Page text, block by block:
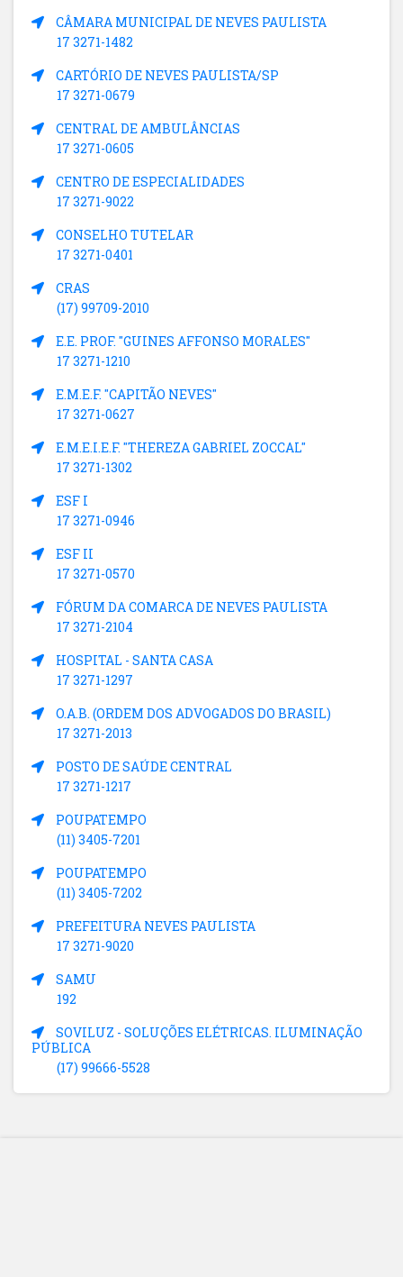
CÂMARA MUNICIPAL DE NEVES PAULISTA
17 3271-1482
CARTÓRIO DE NEVES PAULISTA/SP
17 3271-0679
CENTRAL DE AMBULÂNCIAS
17 3271-0605
CENTRO DE ESPECIALIDADES
17 3271-9022
CONSELHO TUTELAR
17 3271-0401
CRAS
(17) 99709-2010
E.E. PROF. "GUINES AFFONSO MORALES"
17 3271-1210
E.M.E.F. "CAPITÃO NEVES"
17 3271-0627
E.M.E.I.E.F. "THEREZA GABRIEL ZOCCAL"
17 3271-1302
ESF I
17 3271-0946
ESF II
17 3271-0570
FÓRUM DA COMARCA DE NEVES PAULISTA
17 3271-2104
HOSPITAL - SANTA CASA
17 3271-1297
O.A.B. (ORDEM DOS ADVOGADOS DO BRASIL)
17 3271-2013
POSTO DE SAÚDE CENTRAL
17 3271-1217
POUPATEMPO
(11) 3405-7201
POUPATEMPO
(11) 3405-7202
PREFEITURA NEVES PAULISTA
17 3271-9020
SAMU
192
SOVILUZ - SOLUÇÕES ELÉTRICAS. ILUMINAÇÃO
PÚBLICA
(17) 99666-5528